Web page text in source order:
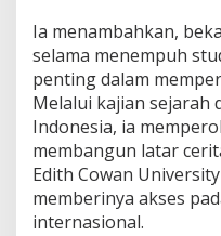
Ia menambahkan,
selama menempuh
penting dalam
Melalui kajian sejarah
Indonesia, ia
membangun latar
Edith Cowan
memberinya akses
internasional.